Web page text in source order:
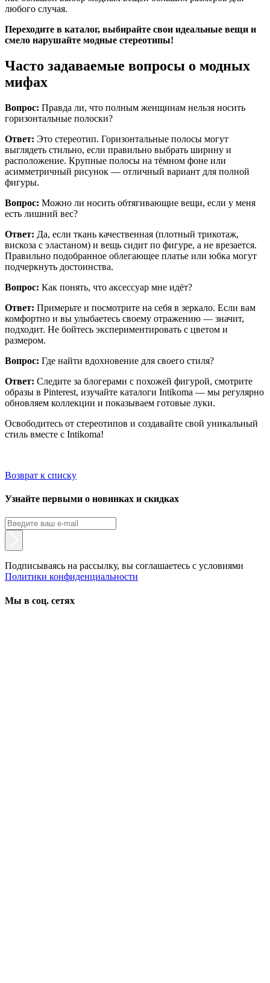
любого случая.
Переходите в каталог, выбирайте свои идеальные вещи и
смело нарушайте модные стереотипы!
Часто задаваемые вопросы о модных
мифах
Вопрос: Правда ли, что полным женщинам нельзя носить
горизонтальные полоски?
Ответ: Это стереотип. Горизонтальные полосы могут
выглядеть стильно, если правильно выбрать ширину и
расположение. Крупные полосы на тёмном фоне или
асимметричный рисунок — отличный вариант для полной
фигуры.
Вопрос: Можно ли носить обтягивающие вещи, если у меня
есть лишний вес?
Ответ: Да, если ткань качественная (плотный трикотаж,
вискоза с эластаном) и вещь сидит по фигуре, а не врезается.
Правильно подобранное облегающее платье или юбка могут
подчеркнуть достоинства.
Вопрос: Как понять, что аксессуар мне идёт?
Ответ: Примерьте и посмотрите на себя в зеркало. Если вам
комфортно и вы улыбаетесь своему отражению — значит,
подходит. Не бойтесь экспериментировать с цветом и
размером.
Вопрос: Где найти вдохновение для своего стиля?
Ответ: Следите за блогерами с похожей фигурой, смотрите
образы в Pinterest, изучайте каталоги Intikoma — мы регулярно
обновляем коллекции и показываем готовые луки.
Освободитесь от стереотипов и создавайте свой уникальный
стиль вместе с Intikoma!
Возврат к списку
Узнайте первыми о новинках и скидках
Подписываясь на рассылку, вы соглашаетесь с условиями
Политики конфиденциальности
Мы в соц. сетях